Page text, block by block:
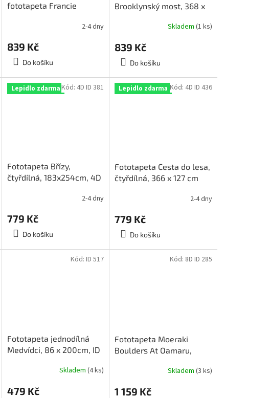
fototapeta Francie
2-4 dny
839 Kč
Do košíku
Brooklynský most, 368 x
Skladem (1 ks)
839 Kč
Do košíku
Lepidlo zdarma
Fototapeta Břízy,
čtyřdílná, 183x254cm, 4D
2-4 dny
779 Kč
Do košíku
Kód: 4D ID 381 Lepidlo zdarma
Fototapeta Cesta do lesa,
čtyřdílná, 366 x 127 cm
2-4 dny
779 Kč
Do košíku
Kód: 4D ID 436
Fototapeta jednodílná
Medvídci, 86 x 200cm, ID
Skladem(4 ks)
479 Kč
Kód:ID 517
Fototapeta Moeraki
Boulders At Oamaru,
8D ID 285, skladem
Skladem (3 ks)
1 159 Kč
Kód: 8D ID 285